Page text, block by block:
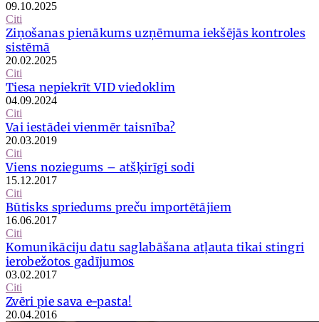
09.10.2025
Citi
Ziņošanas pienākums uzņēmuma iekšējās kontroles
sistēmā
20.02.2025
Citi
Tiesa nepiekrīt VID viedoklim
04.09.2024
Citi
Vai iestādei vienmēr taisnība?
20.03.2019
Citi
Viens noziegums – atšķirīgi sodi
15.12.2017
Citi
Būtisks spriedums preču importētājiem
16.06.2017
Citi
Komunikāciju datu saglabāšana atļauta tikai stingri
ierobežotos gadījumos
03.02.2017
Citi
Zvēri pie sava e-pasta!
20.04.2016